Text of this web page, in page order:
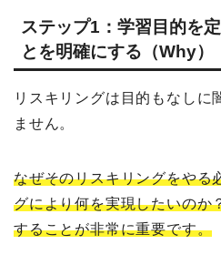
ステップ1：学習目的を
とを明確にする（Why）
リスキリングは目的もなしに
ません。
なぜそのリスキリングをやる
グにより何を実現したいのか
することが非常に重要です。